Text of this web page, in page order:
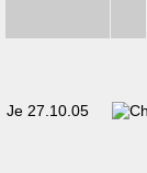
Je 27.10.05